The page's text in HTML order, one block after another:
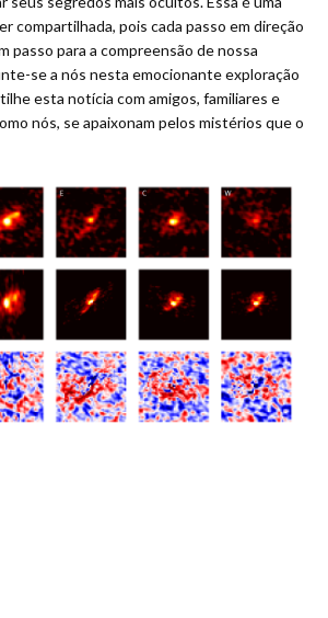
compartilhada, pois cada passo em direção
passo para a compreensão de nossa
se a nós nesta emocionante exploração
esta notícia com amigos, familiares e
nós, se apaixonam pelos mistérios que o